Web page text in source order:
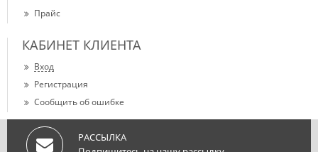
Прайс
КАБИНЕТ КЛИЕНТА
Вход
Регистрация
Сообщить об ошибке
РАССЫЛКА